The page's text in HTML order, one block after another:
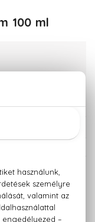
100 ml
50 ml
24.850 Ft